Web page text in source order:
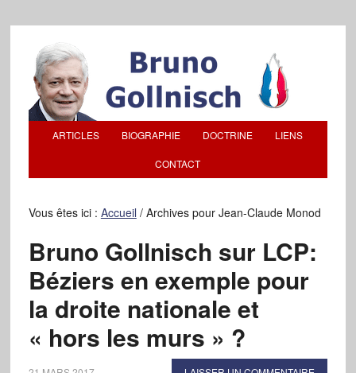
ARTICLES BIOGRAPHIE DOCTRINE LIENS
CONTACT
Vous êtes ici : Accueil /Archives pour Jean-Claude Monod
Bruno Gollnisch sur LCP:
Béziers en exemple pour
la droite nationale et
« hors les murs » ?